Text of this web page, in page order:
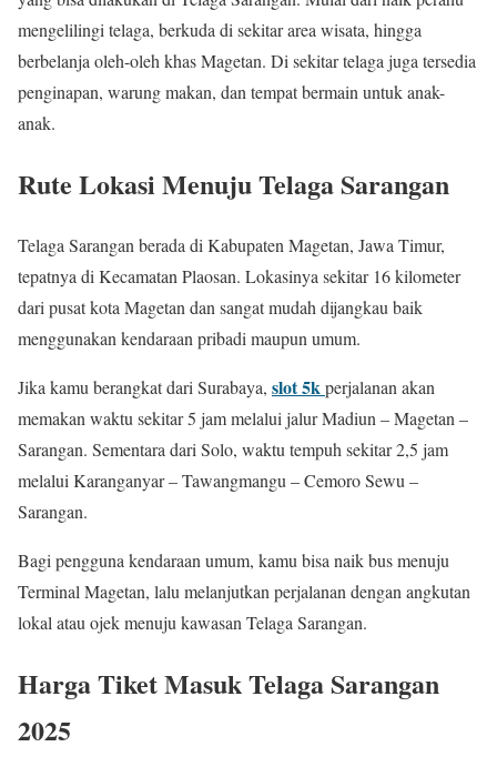
mengelilingi telaga, berkuda di sekitar area wisata, hingga
berbelanja oleh-oleh khas Magetan. Di sekitar telaga juga tersedia
penginapan, warung makan, dan tempat bermain untuk anak-
anak.
Rute Lokasi Menuju Telaga Sarangan
Telaga Sarangan berada di Kabupaten Magetan, Jawa Timur,
tepatnya di Kecamatan Plaosan. Lokasinya sekitar 16 kilometer
dari pusat kota Magetan dan sangat mudah dijangkau baik
menggunakan kendaraan pribadi maupun umum.
Jika kamu berangkat dari Surabaya, slot 5kperjalanan akan
memakan waktu sekitar 5 jam melalui jalur Madiun – Magetan –
Sarangan. Sementara dari Solo, waktu tempuh sekitar 2,5 jam
melalui Karanganyar – Tawangmangu – Cemoro Sewu –
Sarangan.
Bagi pengguna kendaraan umum, kamu bisa naik bus menuju
Terminal Magetan, lalu melanjutkan perjalanan dengan angkutan
lokal atau ojek menuju kawasan Telaga Sarangan.
Harga Tiket Masuk Telaga Sarangan
2025